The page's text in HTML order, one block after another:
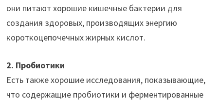
они питают хорошие кишечные бактерии для
создания здоровых, производящих энергию
короткоцепочечных жирных кислот.
2. Пробиотики
Есть также хорошие исследования, показывающие,
что содержащие пробиотики и ферментированные